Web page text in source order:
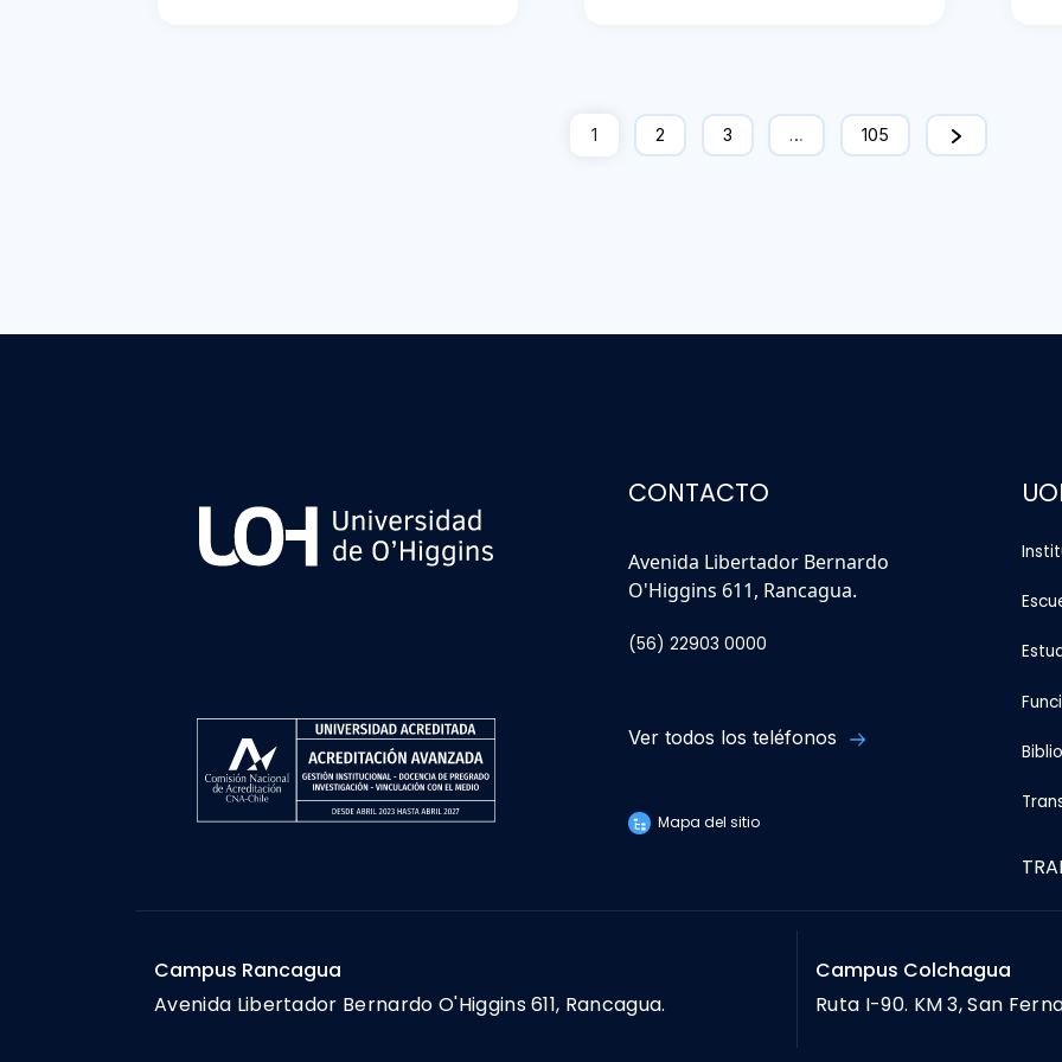
1 2 3 … 105
CONTACTO
Avenida Libertador Bernardo
O'Higgins 611, Rancagua.
(56) 22903 0000
Ver todos los teléfonos
Mapa del sitio
Campus Rancagua
Avenida Libertador Bernardo O'Higgins 611, Rancagua.
Campus Colchagua
Ruta I-90. KM 3, San